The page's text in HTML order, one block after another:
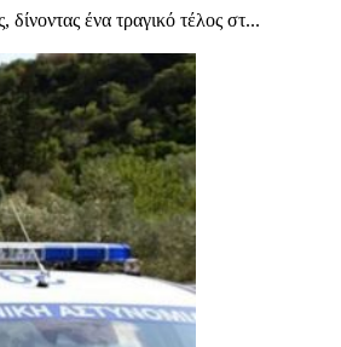
ένα τραγικό τέλος στ...